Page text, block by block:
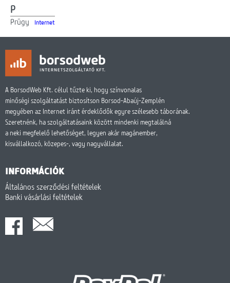
P
Prügy Internet
A BorsodWeb Kft. célul tűzte ki, hogy színvonalas
minőségi szolgáltatást biztosítson Borsod-Abaúj-Zemplén
megyében az Internet iránt érdeklődők egyre szélesebb táborának.
Szeretnénk, ha szolgáltatásaink között mindenki megtalálná
a neki megfelelő lehetőséget, legyen akár magánember,
kisvállalkozó, közepes-, vagy nagyvállalat.
INFORMÁCIÓK
Általános szerződési feltételek
Banki vásárlási feltételek